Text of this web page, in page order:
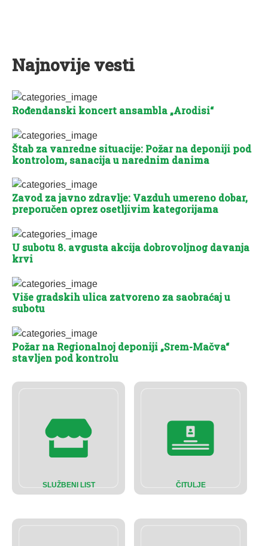
SLUŽBENI LIST ČITULJE
Najnovije vesti
Rođendanski koncert ansambla „Arodisi“
Štab za vanredne situacije: Požar na deponiji pod
kontrolom, sanacija u narednim danima
Zavod za javno zdravlje: Vazduh umereno dobar,
preporučen oprez osetljivim kategorijama
U subotu 8. avgusta akcija dobrovoljnog davanja
krvi
Više gradskih ulica zatvoreno za saobraćaj u
subotu
Požar na Regionalnoj deponiji „Srem-Mačva“
stavljen pod kontrolu